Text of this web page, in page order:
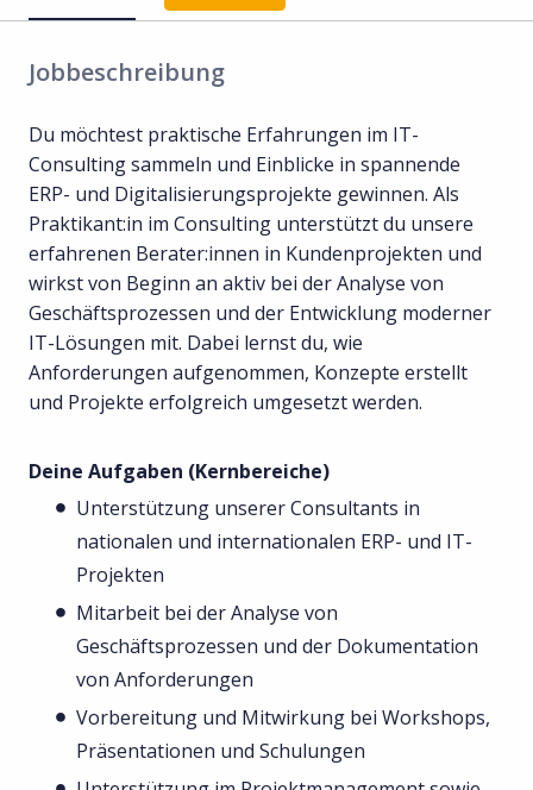
Jobbeschreibung
Du möchtest praktische Erfahrungen im IT-
Consulting sammeln und Einblicke in spannende
ERP- und Digitalisierungsprojekte gewinnen. Als
Praktikant:in im Consulting unterstützt du unsere
erfahrenen Berater:innen in Kundenprojekten und
wirkst von Beginn an aktiv bei der Analyse von
Geschäftsprozessen und der Entwicklung moderner
IT-Lösungen mit. Dabei lernst du, wie
Anforderungen aufgenommen, Konzepte erstellt
und Projekte erfolgreich umgesetzt werden.
Deine Aufgaben (Kernbereiche)
Unterstützung unserer Consultants in
nationalen und internationalen ERP- und IT-
Projekten
Mitarbeit bei der Analyse von
Geschäftsprozessen und der Dokumentation
von Anforderungen
Vorbereitung und Mitwirkung bei Workshops,
Präsentationen und Schulungen